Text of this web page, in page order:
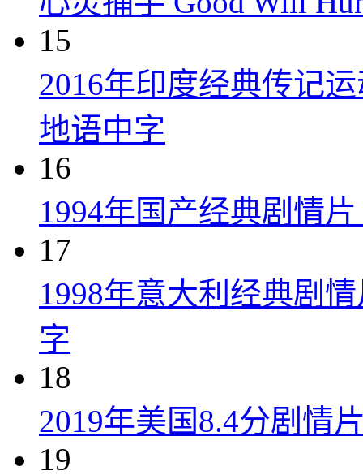
15
2016年印度经典传记
地语中字
16
1994年国产经典剧情
17
1998年意大利经典剧
字
18
2019年美国8.4分剧情
19